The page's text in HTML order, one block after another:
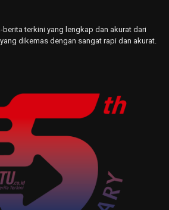
berita terkini yang lengkap dan akurat dari
dikemas dengan sangat rapi dan akurat.